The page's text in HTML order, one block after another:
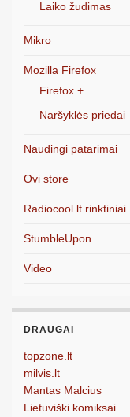
Laiko žudimas
Mikro
Mozilla Firefox
Firefox +
Naršyklės priedai
Naudingi patarimai
Ovi store
Radiocool.lt rinktiniai
StumbleUpon
Video
DRAUGAI
topzone.lt
milvis.lt
Mantas Malcius
Lietuviški komiksai